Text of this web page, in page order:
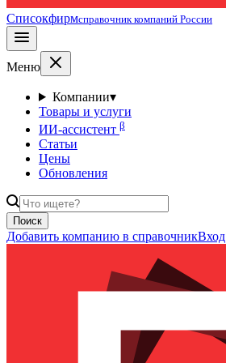
Списокфирмсправочник компаний России
Меню
Компании▾
Товары и услуги
ИИ-ассистент β
Статьи
Цены
Обновления
Поиск
Добавить компанию в справочникВход